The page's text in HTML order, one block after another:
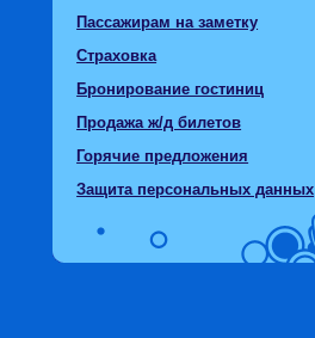
Пассажирам на заметку
Страховка
Бронирование гостиниц
Продажа ж/д билетов
Горячие предложения
Защита персональных данных